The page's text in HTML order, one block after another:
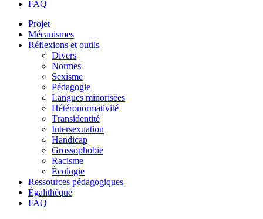
FAQ
Projet
Mécanismes
Réflexions et outils
Divers
Normes
Sexisme
Pédagogie
Langues minorisées
Hétéronormativité
Transidentité
Intersexuation
Handicap
Grossophobie
Racisme
Écologie
Ressources pédagogiques
Égalithèque
FAQ